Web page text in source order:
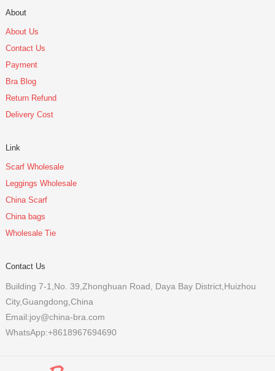
About
About Us
Contact Us
Payment
Bra Blog
Return Refund
Delivery Cost
Link
Scarf Wholesale
Leggings Wholesale
China Scarf
China bags
Wholesale Tie
Contact Us
Building 7-1,No. 39,Zhonghuan Road, Daya Bay District,Huizhou
City,Guangdong,China
Email:joy@china-bra.com
WhatsApp:+8618967694690